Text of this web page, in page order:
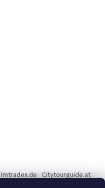
Imtradex.de Citytourguide.at